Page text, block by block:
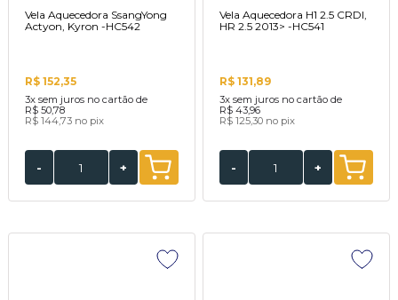
Vela Aquecedora SsangYong
Actyon, Kyron -HC542
R$ 152,35
3x sem juros no cartão de
R$ 50,78
R$ 144,73 no pix
- +
Vela Aquecedora H1 2.5 CRDI,
HR 2.5 2013> -HC541
R$ 131,89
3x sem juros no cartão de
R$ 43,96
R$ 125,30 no pix
- +